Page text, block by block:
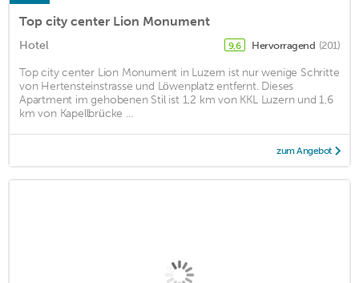
Top city center Lion Monument
Hotel 9,6 Hervorragend (201)
Top city center Lion Monument in Luzern ist nur wenige Schritte
von Hertensteinstrasse und Löwenplatz entfernt. Dieses
Apartment im gehobenen Stil ist 1,2 km von KKL Luzern und 1,6
km von Kapellbrücke ...
zum Angebot